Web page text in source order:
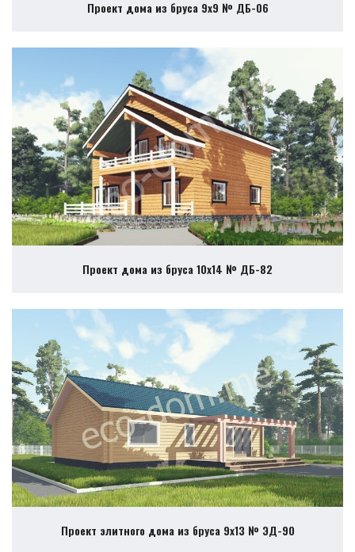
Проект дома из бруса 9х9 № ДБ-06
Проект дома из бруса 10х14 № ДБ-82
Проект элитного дома из бруса 9х13 № ЭД-90